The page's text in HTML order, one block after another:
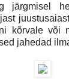
järgmisel
kõrvale või
jahedad